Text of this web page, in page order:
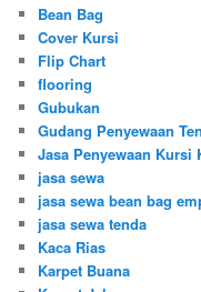
Bean Bag
Cover Kursi
Flip Chart
flooring
Gubukan
Gudang Penyewaan
Jasa Penyewaan Kursi
jasa sewa
jasa sewa bean bag
jasa sewa tenda
Kaca Rias
Karpet Buana